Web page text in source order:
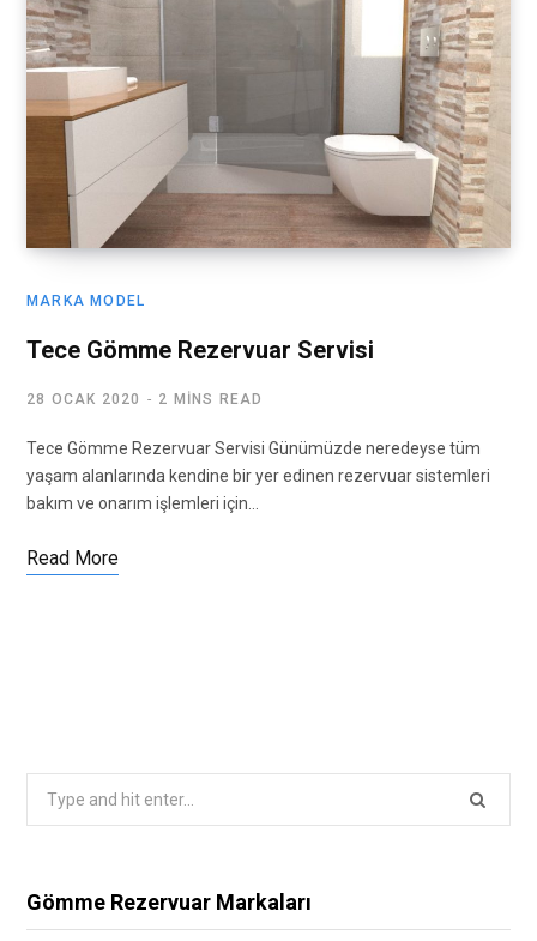
MARKA MODEL
Tece Gömme Rezervuar Servisi
28 OCAK 2020 2 MINS READ
Tece Gömme Rezervuar Servisi Günümüzde neredeyse tüm
yaşam alanlarında kendine bir yer edinen rezervuar sistemleri
bakım ve onarım işlemleri için…
Read More
Gömme Rezervuar Markaları